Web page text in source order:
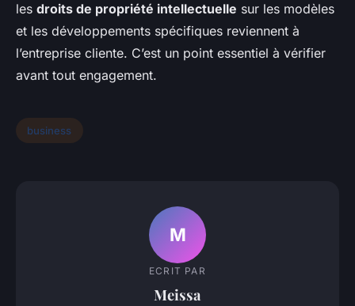
les droits de propriété intellectuelle sur les modèles
et les développements spécifiques reviennent à
l’entreprise cliente. C’est un point essentiel à vérifier
avant tout engagement.
business
M
ECRIT PAR
Meissa